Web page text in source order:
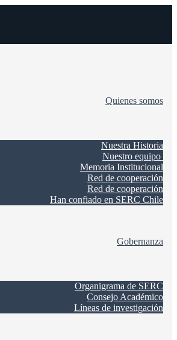
Quienes somos
Nuestra Historia
Nuestro equipo
Memoria Institucional
Red de cooperación
Red de cooperación
Han confiado en SERC Chile
Gobernanza
Organigrama de SERC
Consejo Académico
Líneas de investigación